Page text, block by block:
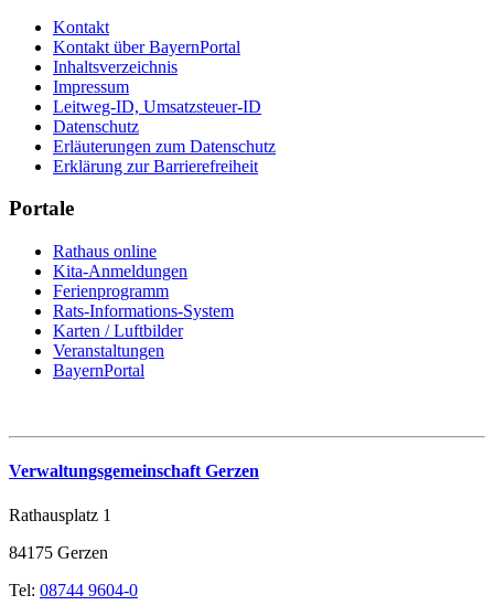
Kontakt
Kontakt über BayernPortal
Inhaltsverzeichnis
Impressum
Leitweg-ID, Umsatzsteuer-ID
Datenschutz
Erläuterungen zum Datenschutz
Erklärung zur Barrierefreiheit
Portale
Rathaus online
Kita-Anmeldungen
Ferienprogramm
Rats-Informations-System
Karten / Luftbilder
Veranstaltungen
BayernPortal
Verwaltungsgemeinschaft Gerzen
Rathausplatz 1
84175 Gerzen
Tel: 08744 9604-0